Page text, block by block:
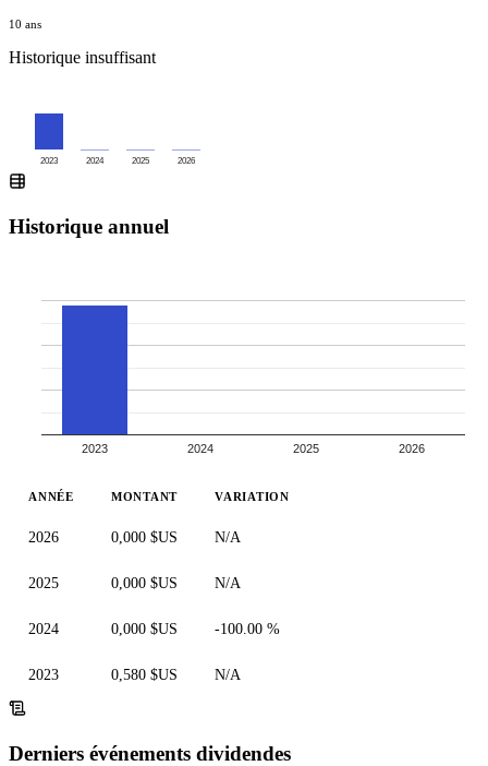
10 ans
Historique insuffisant
2023 2024 2025 2026
Historique annuel
2023 2024 2025 2026
ANNÉE MONTANT VARIATION
2026 0,000 $US N/A
2025 0,000 $US N/A
2024 0,000 $US -100.00 %
2023 0,580 $US N/A
Derniers événements dividendes